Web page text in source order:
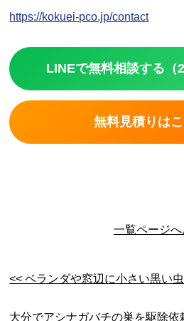
https://kokuei-pco.jp/contact
LINEで無料相談する（
無料見積りは
一覧ページへ
<< ベランダや窓辺に小さい黒い
大分でアシナガバチの巣を駆除